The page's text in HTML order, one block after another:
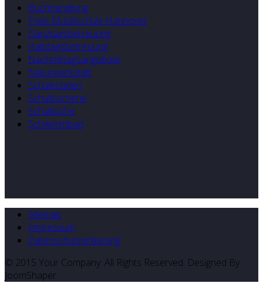
Buchhandlung
Freie Musikschule Hannover
Ganztagsbetreuung
Halbtagsbetreuung
Nachmittagsangebote
Naturwerkstatt
Schülerladen
Schulbücherei
Schulküche
Schwimmbad
Sitemap
Impressum
Datenschutzerklärung
© 2015 Your Company. All Rights Reserved. Designed By
JoomShaper